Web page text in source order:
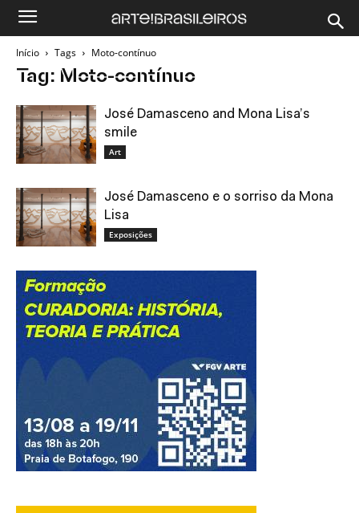
Início Tags Moto-contínuo
Tag: Moto-contínuo
José Damasceno and Mona Lisa’s
smile
Art
José Damasceno e o sorriso da Mona
Lisa
Exposições